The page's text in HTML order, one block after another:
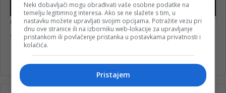
Neki dobavljači mogu obrađivati vaše osobne podatke na
temelju legitimnog interesa. Ako se ne slažete s tim, u
nastavku možete upravljati svojim opcijama. Potražite vezu pri
dnu ove stranice ili na izborniku web-lokacije za upravljanje
pristankom ili povlačenje pristanka u postavkama privatnosti i
kolačića.
Pristajem